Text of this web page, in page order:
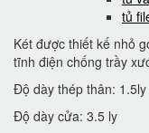
tủ
Két được thiết kế nhỏ
tĩnh điện chống trầy
Độ dày thép thân: 1.5ly
Độ dày cửa: 3.5 ly